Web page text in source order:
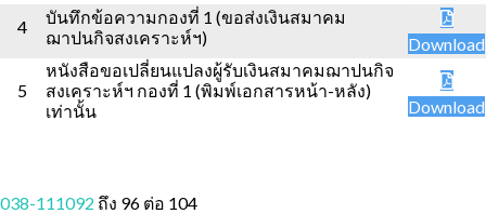
4
บันทึกข้อความกองที่ 1 (ขอส่งเงินสมาคม
ฌาปนกิจสงเคราะห์ฯ)
Download
5
หนังสือขอเปลี่ยนแปลงผู้รับเงินสมาคมฌาปนกิจ
สงเคราะห์ฯ กองที่ 1 (พิมพ์เอกสารหน้า-หลัง)
เท่านั้น
Download
038-111092 ถึง 96 ต่อ 104